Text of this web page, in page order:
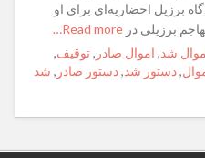
برزیل احضاریه‌ای برای او
برزیلی در
شد, اموال صادر ,توقیف,
,دستور شد,دستور صادر , شد